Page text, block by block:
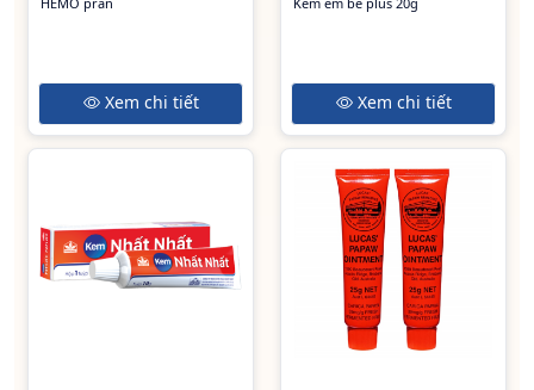
Xem chi tiết Xem chi tiết